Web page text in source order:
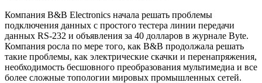
Компания B&B Electronics начала решать проблемы
подключения данных с простого тестера линии передачи
данных RS-232 и объявления за 40 долларов в журнале Byte.
Компания росла по мере того, как B&B продолжала решать
такие проблемы, как электрические скачки и перенапряжения,
необходимость бесшовного преобразования мультимедиа и все
более сложные топологии мировых промышленных сетей.